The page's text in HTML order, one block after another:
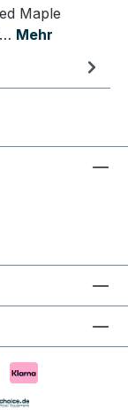
Maple
Mehr